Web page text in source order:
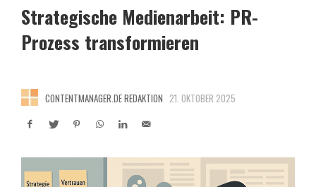
Strategische Medienarbeit: PR-
Prozess transformieren
CONTENTMANAGER.DE REDAKTION 21. OKTOBER 2025